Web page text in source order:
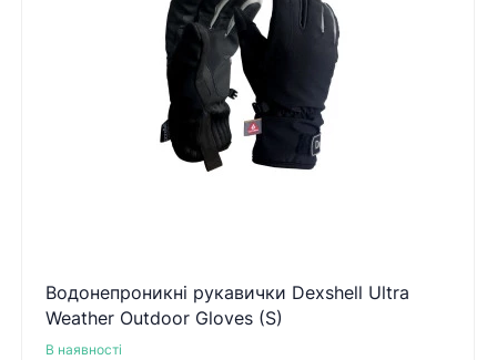
Водонепроникні рукавички Dexshell Ultra
Weather Outdoor Gloves (S)
В наявності